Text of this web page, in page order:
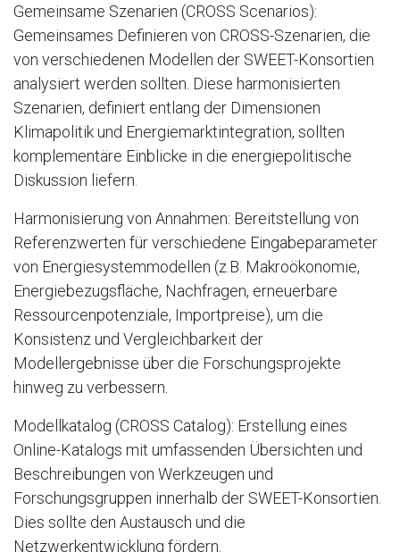
Gemeinsame Szenarien (CROSS Scenarios):
Gemeinsames Definieren von CROSS-Szenarien, die
von verschiedenen Modellen der SWEET-Konsortien
analysiert werden sollten. Diese harmonisierten
Szenarien, definiert entlang der Dimensionen
Klimapolitik und Energiemarktintegration, sollten
komplementäre Einblicke in die energiepolitische
Diskussion liefern.
Harmonisierung von Annahmen: Bereitstellung von
Referenzwerten für verschiedene Eingabeparameter
von Energiesystemmodellen (z.B. Makroökonomie,
Energiebezugsfläche, Nachfragen, erneuerbare
Ressourcenpotenziale, Importpreise), um die
Konsistenz und Vergleichbarkeit der
Modellergebnisse über die Forschungsprojekte
hinweg zu verbessern.
Modellkatalog (CROSS Catalog): Erstellung eines
Online-Katalogs mit umfassenden Übersichten und
Beschreibungen von Werkzeugen und
Forschungsgruppen innerhalb der SWEET-Konsortien.
Dies sollte den Austausch und die
Netzwerkentwicklung fördern.